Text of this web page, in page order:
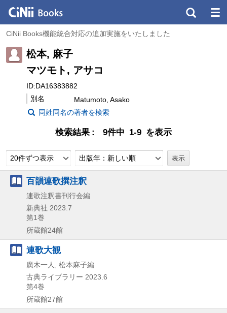
CiNii Books機能統合対応の追加実施をいたしました
松本, 麻子
マツモト, アサコ
ID:DA16383882
別名
Matumoto, Asako
同姓同名の著者を検索
検索結果 9件中 1-9 を表示
20件ずつ表示 出版年：新しい順
百韻連歌撰注釈
連歌注釈書刊行会編
新典社 2023.7
第1巻
所蔵館24館
連歌大観
廣木一人, 松本麻子編
古典ライブラリー 2023.6
第4巻
所蔵館27館